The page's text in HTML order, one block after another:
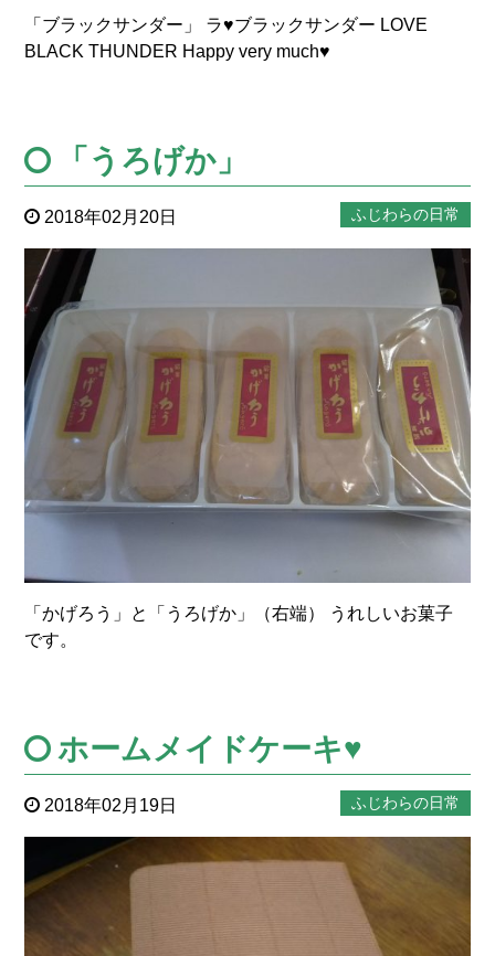
「ブラックサンダー」 ラ♥ブラックサンダー LOVE
BLACK THUNDER Happy very much♥
「うろげか」
2018年02月20日 ふじわらの日常
「かげろう」と「うろげか」（右端） うれしいお菓子
です。
ホームメイドケーキ♥
2018年02月19日 ふじわらの日常